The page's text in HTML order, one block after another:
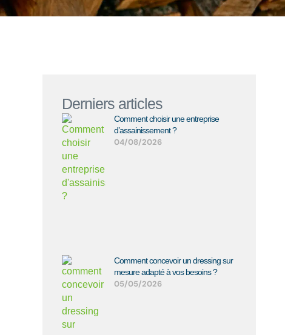
Derniers articles
Comment choisir une entreprise
d’assainissement ?
04/08/2026
Comment concevoir un dressing sur
mesure adapté à vos besoins ?
05/05/2026